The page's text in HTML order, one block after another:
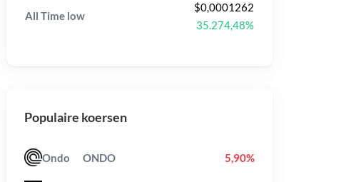
All Time low
$0,0001262
35.274,48%
Populaire koersen
Ondo ONDO 5,90%